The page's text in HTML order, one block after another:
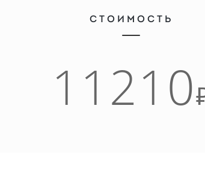
СТОИМОСТЬ
11210